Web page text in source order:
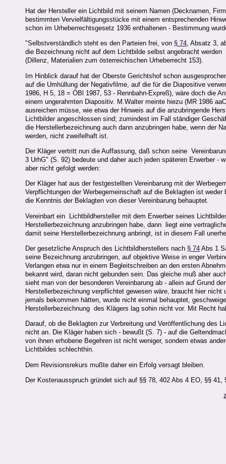
Hat der Hersteller ein Lichtbild mit seinem Namen (Decknamen,
bestimmten Vervielfältigungsstücke mit einem entsprechenden
schon im Urheberrechtsgesetz 1936 enthaltenen - Bestimmung
"Selbstverständlich steht es den Parteien frei, von § 74, Absatz 3,
die Bezeichnung nicht auf dem Lichtbilde selbst angebracht
(Dillenz, Materialien zum österreichischen Urheberrecht 153).
Im Hinblick darauf hat der Oberste Gerichtshof schon
auf die Umhüllung der Negativfilme, auf die für die Diapositive
1986, H 5, 18 = ÖBl 1987, 53 - Rennbahn-Expreß), wäre doch die
einem ungerahmten Diapositiv. M.Walter meinte hiezu (MR 1986
ausreichen müsse, wie etwa der Hinweis auf die anzubringende
Lichtbilder angeschlossen sind; zumindest im Fall ständiger
die Herstellerbezeichnung auch dann anzubringen habe, wenn der
werden, nicht zweifelhaft ist.
Der Kläger vertritt nun die Auffassung, daß schon seine
3 UrhG" (S. 92) bedeute und daher auch jeden späteren Erwerber -
aber nicht gefolgt werden:
Der Kläger hat aus der festgestellten Vereinbarung mit der
Verpflichtungen der Werbegemeinschaft auf die Beklagten ist
die Kenntnis der Beklagten von dieser Vereinbarung behauptet.
Vereinbart ein Lichtbildhersteller mit dem Erwerber seines
Herstellerbezeichnung anzubringen habe, dann liegt eine
damit seine Herstellerbezeichnung anbringt, ist in diesem Fall
Der gesetzliche Anspruch des Lichtbildherstellers nach § 74 Abs 1
seine Bezeichnung anzubringen, auf objektive Weise in enger
Verlangen etwa nur in einem Begleitschreiben an den ersten
bekannt wird, daran nicht gebunden sein. Das gleiche muß aber
sieht man von der besonderen Vereinbarung ab - allein auf Grund
Herstellerbezeichnung verpflichtet gewesen wäre, braucht hier
jemals bekommen hätten, wurde nicht einmal behauptet,
Herstellerbezeichnung des Klägers lag sohin nicht vor. Mit Recht
Darauf, ob die Beklagten zur Verbreitung und Veröffentlichung des
nicht an. Die Kläger haben sich - bewußt (S. 7) - auf die
von ihnen erhobene Begehren ist nicht weniger, sondern etwas
Lichtbildes schlechthin.
Dem Revisionsrekurs mußte daher ein Erfolg versagt bleiben.
Der Kostenausspruch gründet sich auf §§ 78, 402 Abs 4 EO, §§ 41,